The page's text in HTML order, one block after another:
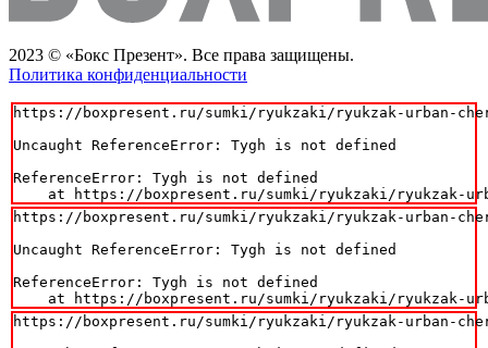
2023 © «Бокс Презент». Все права защищены.
Политика конфиденциальности
https://boxpresent.ru/sumki/ryukzaki/ryukzak-urban-
Uncaught ReferenceError: Tygh is not defined
ReferenceError: Tygh is not defined
at https://boxpresent.ru/sumki/ryukzaki/ryukzak-
https://boxpresent.ru/sumki/ryukzaki/ryukzak-urban-
Uncaught ReferenceError: Tygh is not defined
ReferenceError: Tygh is not defined
at https://boxpresent.ru/sumki/ryukzaki/ryukzak-
https://boxpresent.ru/sumki/ryukzaki/ryukzak-urban-